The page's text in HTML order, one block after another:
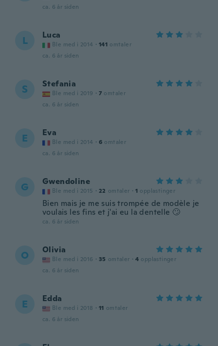
ca. 6 år siden
L Luca
Ble med i 2014 · 141 omtaler
ca. 6 år siden
S Stefania
Ble med i 2019 · 7 omtaler
ca. 6 år siden
E Eva
Ble med i 2014 · 6 omtaler
ca. 6 år siden
G Gwendoline
Ble med i 2015 · 22 omtaler · 1 opplastinger
Bien mais je me suis trompée de modèle je
voulais les fins et j'ai eu la dentelle 🙄
ca. 6 år siden
O Olivia
Ble med i 2016 · 35 omtaler · 4 opplastinger
ca. 6 år siden
E Edda
Ble med i 2018 · 11 omtaler
ca. 6 år siden